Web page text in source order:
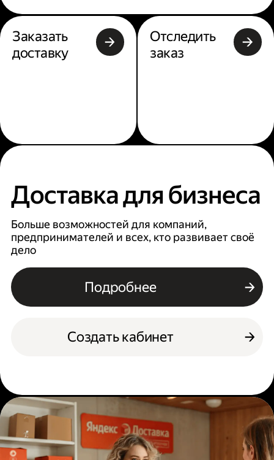
Заказать
доставку
Отследить
заказ
Доставка для бизнеса
Больше возможностей для компаний,
предпринимателей и всех, кто развивает своё
дело
Подробнее
Создать кабинет